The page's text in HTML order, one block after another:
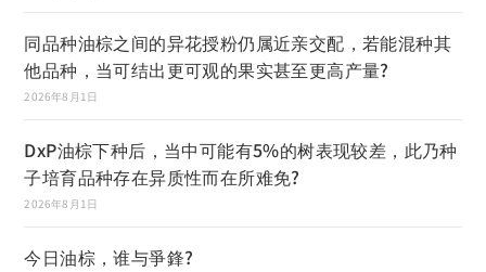
同品种油棕之间的异花授粉仍属近亲交配，若能混种其
他品种，当可结出更可观的果实甚至更高产量?
2026年8月1日
DxP油棕下种后，当中可能有5%的树表现较差，此乃种
子培育品种存在异质性而在所难免?
2026年8月1日
今日油棕，谁与爭鋒?